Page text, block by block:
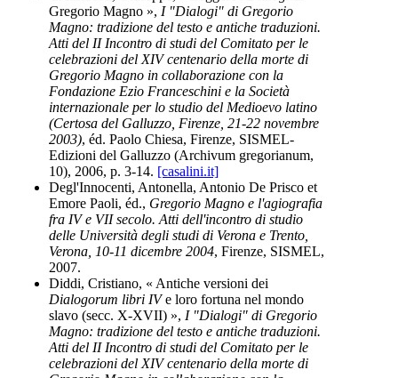
Gregorio Magno », I "Dialogi" di Gregorio
Magno: tradizione del testo e antiche traduzioni.
Atti del II Incontro di studi del Comitato per le
celebrazioni del XIV centenario della morte di
Gregorio Magno in collaborazione con la
Fondazione Ezio Franceschini e la Società
internazionale per lo studio del Medioevo latino
(Certosa del Galluzzo, Firenze, 21-22 novembre
2003), éd. Paolo Chiesa, Firenze, SISMEL-
Edizioni del Galluzzo (Archivum gregorianum,
10), 2006, p. 3-14. [casalini.it]
Degl'Innocenti, Antonella, Antonio De Prisco et
Emore Paoli, éd., Gregorio Magno e l'agiografia
fra IV e VII secolo. Atti dell'incontro di studio
delle Università degli studi di Verona e Trento,
Verona, 10-11 dicembre 2004, Firenze, SISMEL,
2007.
Diddi, Cristiano, « Antiche versioni dei
Dialogorum libri IVe loro fortuna nel mondo
slavo (secc. X-XVII) », I "Dialogi" di Gregorio
Magno: tradizione del testo e antiche traduzioni.
Atti del II Incontro di studi del Comitato per le
celebrazioni del XIV centenario della morte di